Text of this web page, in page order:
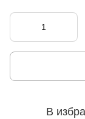
В